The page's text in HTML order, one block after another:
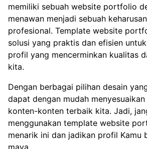
memiliki sebuah website portfolio
menawan menjadi sebuah
profesional. Template website
solusi yang praktis dan efisien
profil yang mencerminkan kualitas
kita.
Dengan berbagai pilihan desain
dapat dengan mudah
konten-konten terbaik kita. Jadi,
menggunakan template website
menarik ini dan jadikan profil Kamu
maya.